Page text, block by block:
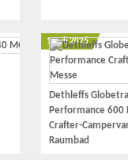
1. Juli 2026
Dethleffs
Performance 600
Crafter-
Raumbad